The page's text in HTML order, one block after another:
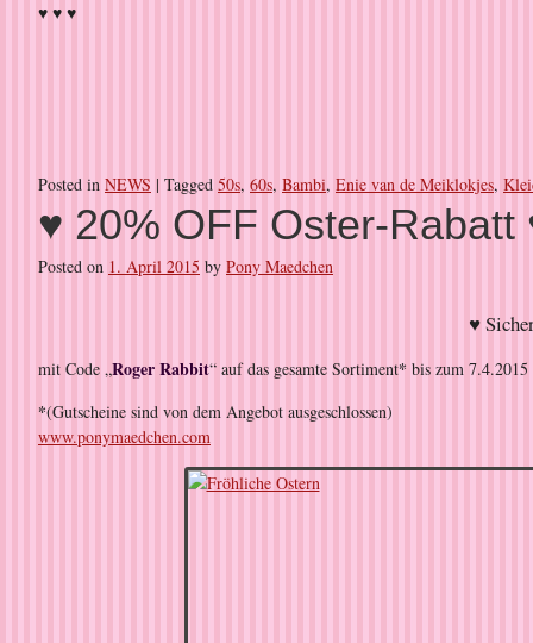
♥ ♥ ♥
Posted in NEWS | Tagged 50s, 60s, Bambi, Enie van de Meiklokjes,
♥ 20% OFF Oster-Rabatt
Posted on 1. April 2015 by Pony Maedchen
♥
mit Code „Roger Rabbit“ auf das gesamte Sortiment* bis zum 7.4.2015
*(Gutscheine sind von dem Angebot ausgeschlossen)
www.ponymaedchen.com